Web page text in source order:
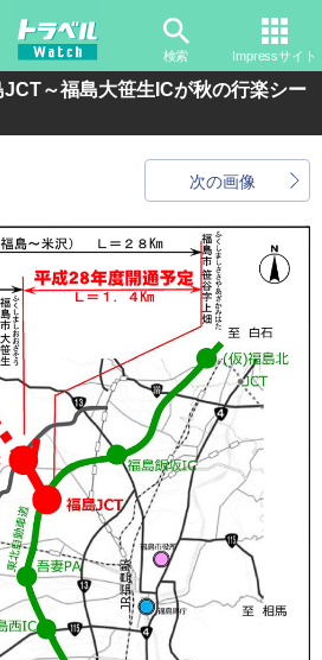
検索 Impressサイト
～福島大笹生ICが秋の行楽シー
次の画像